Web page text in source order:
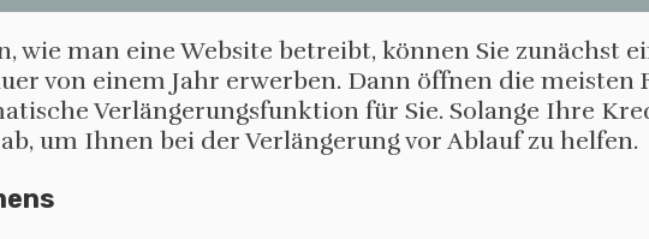
wie man eine Website betreibt, können Sie zunächst
von einem Jahr erwerben. Dann öffnen die meisten
Verlängerungsfunktion für Sie. Solange Ihre
um Ihnen bei der Verlängerung vor Ablauf zu helfen.